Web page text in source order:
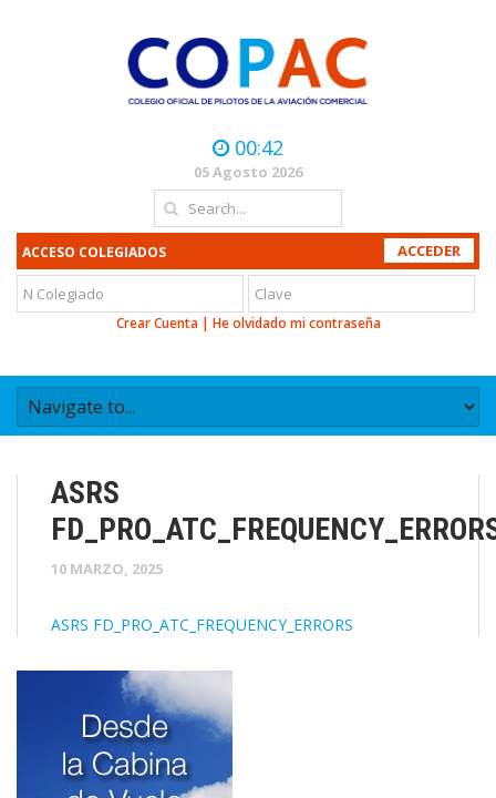
00:42
05 Agosto 2026
ACCESO COLEGIADOS
Crear Cuenta| He olvidado mi contraseña
ASRS
10 MARZO, 2025
ASRS FD_PRO_ATC_FREQUENCY_ERRORS